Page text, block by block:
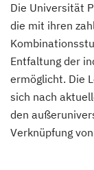
Die Universität
die mit ihren
Entfaltung der
ermöglicht. Die
sich nach
den
Verknüpfung